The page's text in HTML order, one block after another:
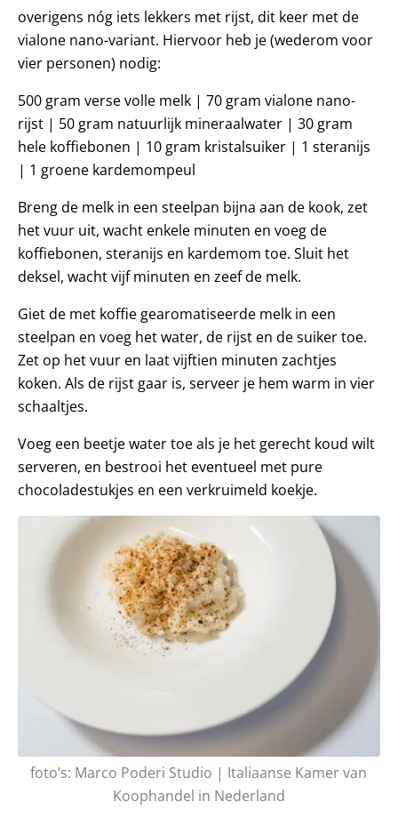
overigens nóg iets lekkers met rijst, dit keer met de
vialone nano-variant. Hiervoor heb je (wederom voor
vier personen) nodig:
500 gram verse volle melk | 70 gram vialone nano-
rijst | 50 gram natuurlijk mineraalwater | 30 gram
hele koffiebonen | 10 gram kristalsuiker | 1 steranijs
| 1 groene kardemompeul
Breng de melk in een steelpan bijna aan de kook, zet
het vuur uit, wacht enkele minuten en voeg de
koffiebonen, steranijs en kardemom toe. Sluit het
deksel, wacht vijf minuten en zeef de melk.
Giet de met koffie gearomatiseerde melk in een
steelpan en voeg het water, de rijst en de suiker toe.
Zet op het vuur en laat vijftien minuten zachtjes
koken. Als de rijst gaar is, serveer je hem warm in vier
schaaltjes.
Voeg een beetje water toe als je het gerecht koud wilt
serveren, en bestrooi het eventueel met pure
chocoladestukjes en een verkruimeld koekje.
foto’s: Marco Poderi Studio | Italiaanse Kamer van
Koophandel in Nederland